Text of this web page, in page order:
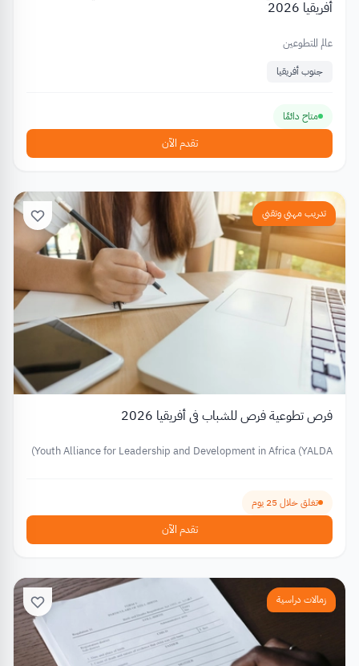
أفريقيا 2026
عالم المتطوعين
جنوب أفريقيا
متاح دائمًا
تقدم الآن
تدريب مهني وتقني
فرص تطوعية فرص للشباب في أفريقيا 2026
Youth Alliance for Leadership and Development in Africa (YALDA)
تغلق خلال 25 يوم
تقدم الآن
زمالات دراسية